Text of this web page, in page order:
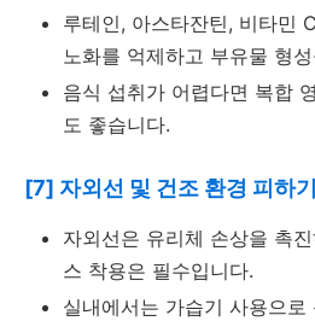
루테인, 아스타잔틴, 비타민
노화를 억제하고 부유물 형
음식 섭취가 어렵다면 복합
도 좋습니다.
[7] 자외선 및 건조 환경 피하기
자외선은 유리체 손상을 촉
스 착용은 필수입니다.
실내에서는 가습기 사용으로